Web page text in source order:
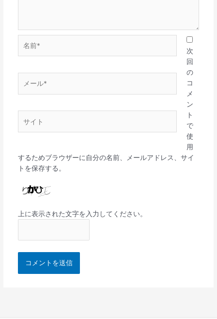
ー
*
次
回
の
コ
メ
ン
ト
で
使
用
するためブラウザーに自分の名前、メールアドレス、サイ
トを保存する。
上に表示された文字を入力してください。